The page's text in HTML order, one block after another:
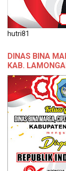
hutri81
DINAS BINA
KAB.